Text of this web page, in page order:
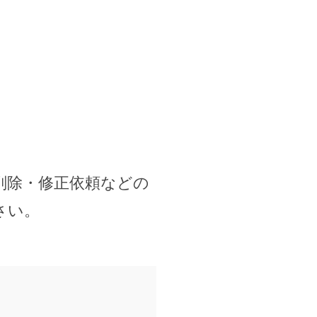
除・修正依頼などの
。